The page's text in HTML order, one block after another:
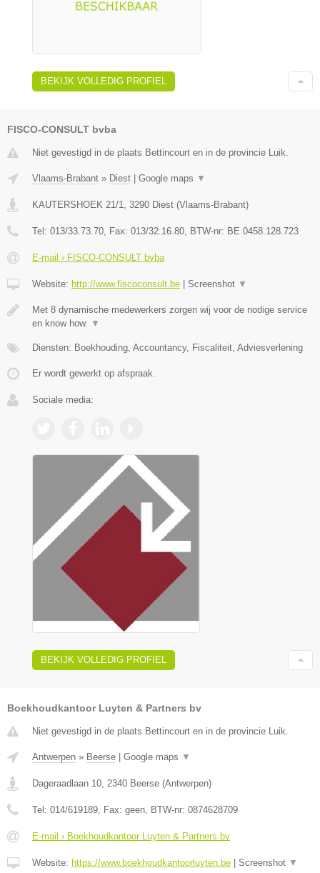
BEKIJK VOLLEDIG PROFIEL
FISCO-CONSULT bvba
Niet gevestigd in de plaats Bettincourt en in de provincie Luik.
Vlaams-Brabant » Diest Google maps ▼
KAUTERSHOEK 21/1 3290 Diest (Vlaams-Brabant)
Tel: 013/33.73.70 , Fax: 013/32.16.80 , BTW-nr: BE 0458.128.723
E-mail › FISCO-CONSULT bvba
Website: http://www.fiscoconsult.be Screenshot ▼
Met 8 dynamische medewerkers zorgen wij voor de nodige service
en know how. ▼
Diensten: Boekhouding, Accountancy, Fiscaliteit, Adviesverlening
Er wordt gewerkt op afspraak.
Sociale media:
BEKIJK VOLLEDIG PROFIEL
Boekhoudkantoor Luyten & Partners bv
Niet gevestigd in de plaats Bettincourt en in de provincie Luik.
Antwerpen » Beerse Google maps ▼
Dageraadlaan 10 2340 Beerse (Antwerpen)
Tel: 014/619189 , Fax: geen , BTW-nr: 0874628709
E-mail › Boekhoudkantoor Luyten & Partners bv
Website: https://www.boekhoudkantoorluyten.be Screenshot ▼